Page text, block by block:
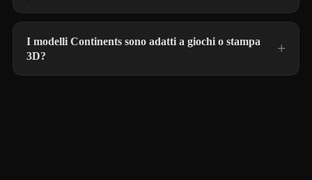
I modelli Continents sono adatti a giochi o stampa
3D?